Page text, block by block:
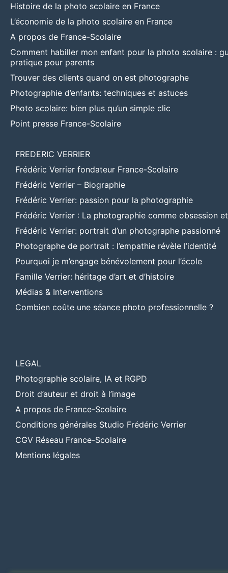
Histoire de la photo scolaire en France
L’économie de la photo scolaire en France
A propos de France-Scolaire
Comment habiller mon enfant pour la photo scolaire :
pratique pour parents
Trouver des clients quand on est photographe
Photographie d’enfants: techniques et astuces
Photo scolaire: bien plus qu’un simple clic
Point presse France-Scolaire
FREDERIC VERRIER
Frédéric Verrier fondateur France-Scolaire
Frédéric Verrier – Biographie
Frédéric Verrier: passion pour la photographie
Frédéric Verrier : La photographie comme obsession
Frédéric Verrier: portrait d’un photographe passionné
Photographe de portrait : l’empathie révèle l’identité
Pourquoi je m’engage bénévolement pour l’école
Famille Verrier: héritage d’art et d’histoire
Médias & Interventions
Combien coûte une séance photo professionnelle ?
LEGAL
Photographie scolaire, IA et RGPD
Droit d’auteur et droit à l’image
A propos de France-Scolaire
Conditions générales Studio Frédéric Verrier
CGV Réseau France-Scolaire
Mentions légales